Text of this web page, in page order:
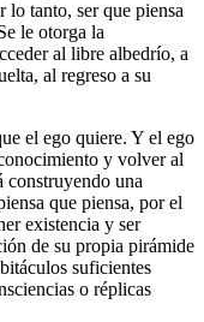
tanto, ser que piensa
le otorga la
al libre albedrío, a
al regreso a su
el ego quiere. Y el ego
y volver al
construyendo una
que piensa, por el
existencia y ser
de su propia pirámide
suficientes
o réplicas